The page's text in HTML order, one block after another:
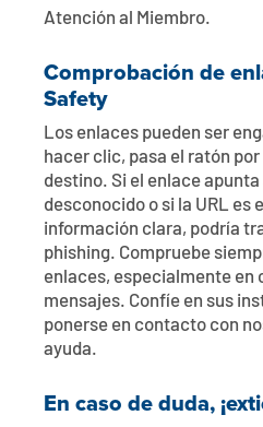
Atención al Miembro.
Comprobación de
Safety
Los enlaces pueden ser
hacer clic, pasa el ratón por
destino. Si el enlace
desconocido o si la URL es
información clara, podría
phishing. Compruebe
enlaces, especialmente en
mensajes. Confíe en sus
ponerse en contacto con
ayuda.
En caso de duda,